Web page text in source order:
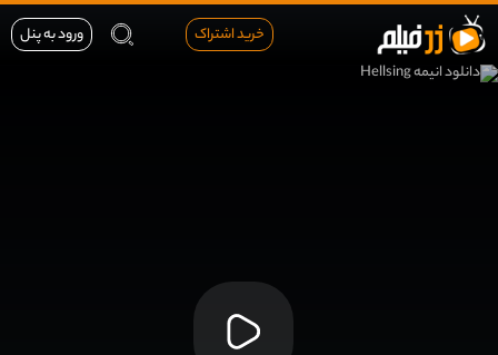
خرید اشتراک ورود به پنل